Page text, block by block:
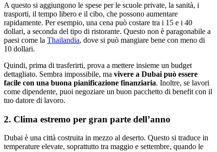
A questo si aggiungono le spese per le scuole private, la sanità, i
trasporti, il tempo libero e il cibo, che possono aumentare
rapidamente. Per esempio, una cena può costare tra i 15 e i 40
dollari, a seconda del tipo di ristorante. Questo non è paragonabile a
paesi come la Thailandia, dove si può mangiare bene con meno di
10 dollari.
Quindi, prima di trasferirti, prova a mettere insieme un budget
dettagliato. Sembra impossibile, ma vivere a Dubai può essere
facile con una buona pianificazione finanziaria. Inoltre, se lavori
come dipendente, puoi negoziare un buon pacchetto di benefit con il
tuo datore di lavoro.
2. Clima estremo per gran parte dell’anno
Dubai è una città costruita in mezzo al deserto. Questo si traduce in
temperature elevate, soprattutto tra maggio e settembre, quando le